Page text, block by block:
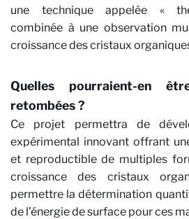
une technique appelée «
combinée à une observation
croissance des cristaux
Quelles pourraient-en
retombées ?
Ce projet permettra de
expérimental innovant offrant
et reproductible de multiples
croissance des cristaux
permettre la détermination
de l’énergie de surface pour ces